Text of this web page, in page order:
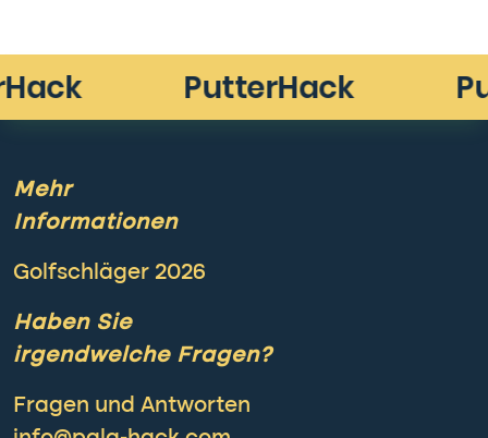
Mehr
Informationen
Golfschläger 2026
Haben Sie
irgendwelche Fragen?
Fragen und Antworten